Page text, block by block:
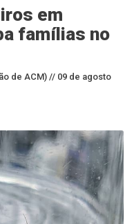
em
famílias no
de ACM) // 09 de agosto